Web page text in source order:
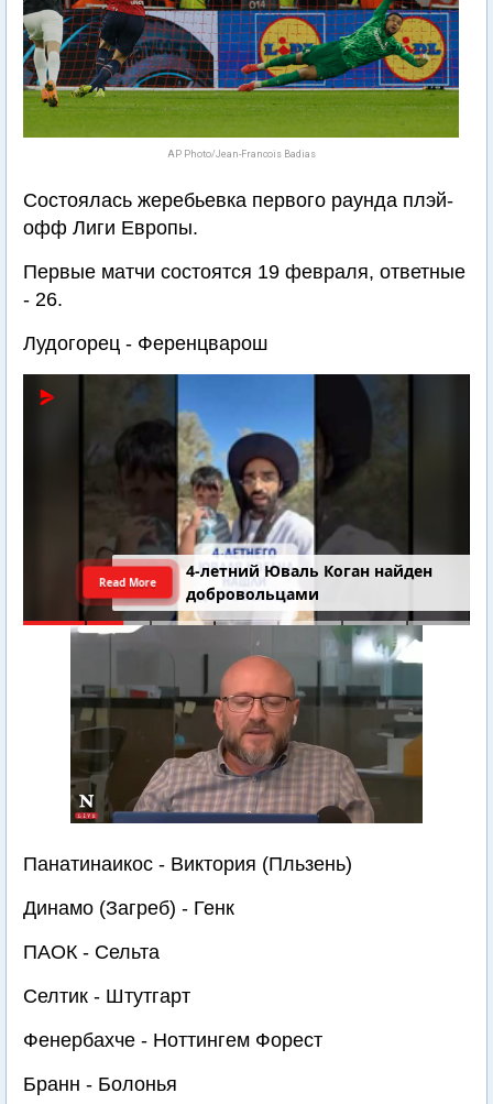
AP Photo/Jean-Francois Badias
Состоялась жеребьевка первого раунда плэй-
офф Лиги Европы.
Первые матчи состоятся 19 февраля, ответные
- 26.
Лудогорец - Ференцварош
4-летний Юваль Коган найден
добровольцами
Read More
Панатинаикос - Виктория (Пльзень)
Динамо (Загреб) - Генк
ПАОК - Сельта
Селтик - Штутгарт
Фенербахче - Ноттингем Форест
Бранн - Болонья